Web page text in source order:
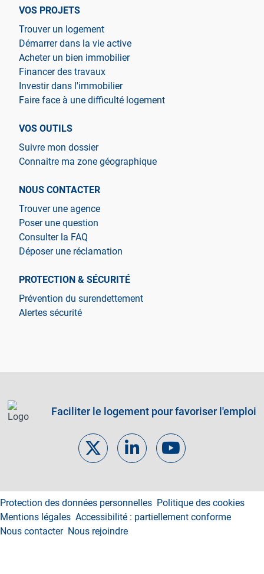
VOS PROJETS
Trouver un logement
Démarrer dans la vie active
Acheter un bien immobilier
Financer des travaux
Investir dans l'immobilier
Faire face à une difficulté logement
VOS OUTILS
Suivre mon dossier
Connaitre ma zone géographique
NOUS CONTACTER
Trouver une agence
Poser une question
Consulter la FAQ
Déposer une réclamation
PROTECTION & SÉCURITÉ
Prévention du surendettement
Alertes sécurité
Faciliter le logement pour favoriser l'emploi
Footer links
Protection des données personnelles Politique des cookies
Mentions légales Accessibilité : partiellement conforme
Nous contacter Nous rejoindre